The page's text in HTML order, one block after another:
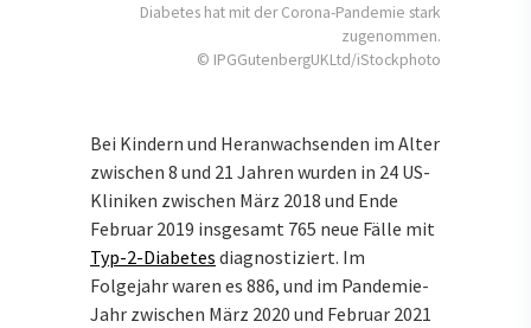
Diabetes hat mit der Corona-Pandemie stark
zugenommen.
© IPGGutenbergUKLtd/iStockphoto
Bei Kindern und Heranwachsenden im Alter
zwischen 8 und 21 Jahren wurden in 24 US-
Kliniken zwischen März 2018 und Ende
Februar 2019 insgesamt 765 neue Fälle mit
Typ-2-Diabetes diagnostiziert. Im
Folgejahr waren es 886, und im Pandemie-
Jahr zwischen März 2020 und Februar 2021